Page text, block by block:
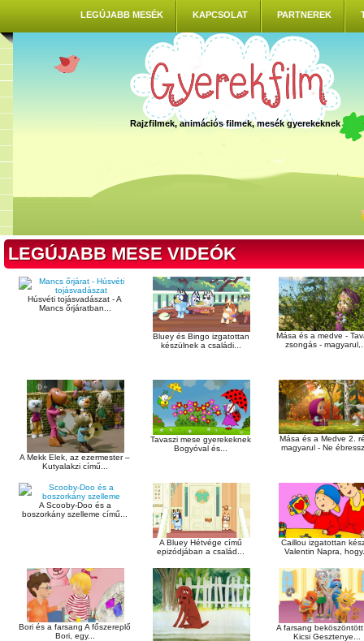
LEGÚJABB MESÉK KAPCSOLAT PARTNEREK
Rajzfilmek, animációs filmek, mesék gyerekeknek
LEGÚJABB MESE VIDEÓK
Húsvéti tojásvadászat - A
Mancs őrjáratban...
Bluey és Bingo izgatottan
készülnek a családi...
Mása és a medve -
zsongás -
A Mekk Elek, az ezermester –
Kutyalakzi című...
Tavaszi mese gyerekeknek
Bogyóval és...
Mása és a Medve 2.
magyarul - Ne
A Scooby-Doo és a
boszorkány szelleme című...
A Bluey Hétvége című
epizódjában a család...
Caillou izgatottan
Valentin Napra,
Bori és a farsang A főszereplő
Bori, egy...
A farsang
Kicsi Gesztenye...